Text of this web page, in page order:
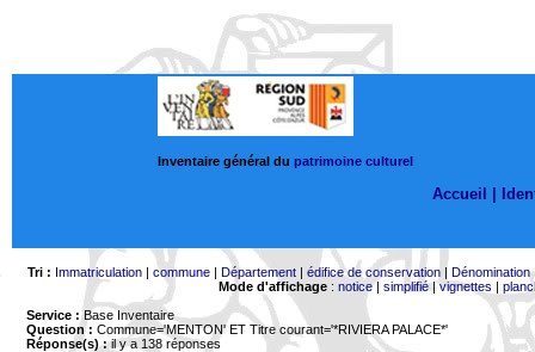
Inventaire général du patrimoine culturel
Accueil |
Tri : Immatriculation| commune| Département| édifice de conservation| Dénomination
Mode d'affichage: notice| simplifié|vignettes |
Service : Base Inventaire
Question : Commune='MENTON' ET Titre courant='*RIVIERA PALACE*'
Réponse(s) :il y a 138 réponses